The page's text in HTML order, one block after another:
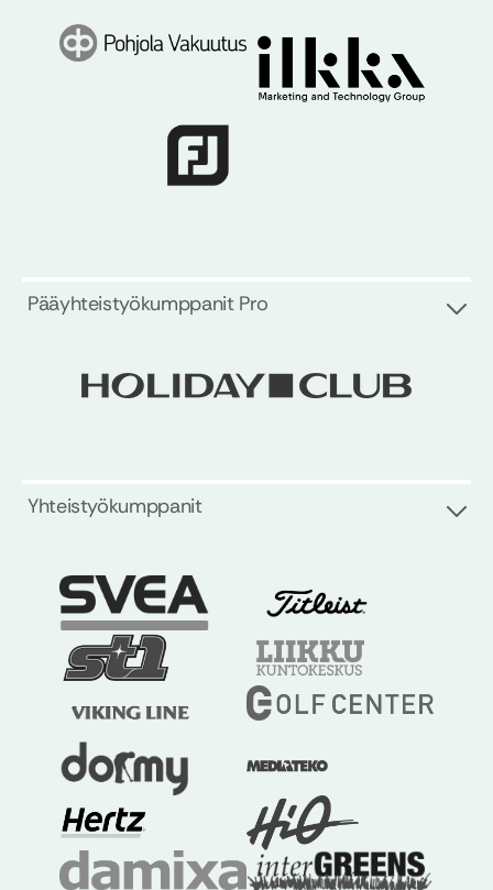
Pääyhteistyökumppanit Pro
Yhteistyökumppanit